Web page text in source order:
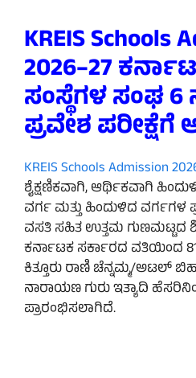
KREIS Schools
2026–27
ಸಂಸ್ಥೆಗಳ ಸಂಘ 6
ಪ್ರವೇಶ
KREIS Schools Admission
ಶೈಕ್ಷಣಿಕವಾಗಿ, ಆರ್ಥಿಕವಾಗಿ
ವರ್ಗ ಮತ್ತು ಹಿಂದುಳಿದ ವರ್ಗಗಳ
ವಸತಿ ಸಹಿತ ಉತ್ತಮ ಗುಣಮಟ್ಟದ
ಕರ್ನಾಟಕ ಸರ್ಕಾರದ ವತಿಯಿಂದ
ಕಿತ್ತೂರು ರಾಣಿ ಚೆನ್ನಮ್ಮ/ಅಟಲ್
ನಾರಾಯಣ ಗುರು ಇತ್ಯಾದಿ
ಪ್ರಾರಂಭಿಸಲಾಗಿದೆ.